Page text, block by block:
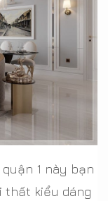
1 này bạn
thất kiểu dáng